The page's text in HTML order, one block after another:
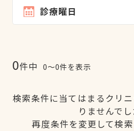
診療曜日
0件中 0〜0件を表示
検索条件に当てはまるクリ
りませんでし
再度条件を変更して検索